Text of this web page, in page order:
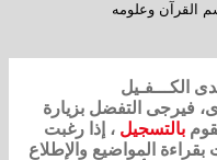
القرآن وعلومه
الكـــفـيل
فيرجى التفضل بزيارة
بالتسجيل ، إذا رغبت
المواضيع والإطلاع